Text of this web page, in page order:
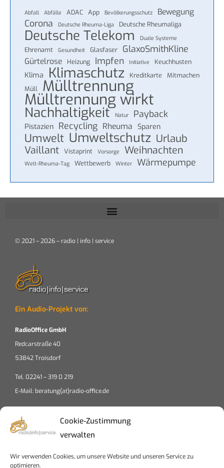
Cookie-Zustimmung
verwalten
Wir verwenden Cookies, um unsere Website und unseren Service zu
optimieren.
Abfall Abfälle ADAC App Bevölkerungsschutz Bewegung
Corona Deutsche Rheuma-Liga Deutsche Rheumaliga
Deutsche Telekom Duale Systeme
Ehrenamt Gesundheit Glasfaser GlaxoSmithKline
Gürtelrose Heizung Impfen Initiative Keuchhusten
Klima Klimaschutz Kreditkarte
Mitmachen
Müll
Mülltrennung
Mülltrennung wirkt
Nachhaltigkeit Natur Payback
Pistazien Recycling Rheuma Sparen
Umwelt Umweltschutz Urlaub
Vaillant Vistaprint Vorsorge Weihnachten
Welt-Rheuma-Tag Wettbewerb Winter Wärmepumpe
© 2021 – 2026 – radio | info | service
Ein Audio-Projekt von:
RadioOffice GmbH
Redcarstraße 40
53842 Troisdorf
Tel. 02241 – 319 0 219
E-Mail: beratung(at)radio-office.de